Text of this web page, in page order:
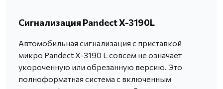
Сигнализация Pandect X-3190L
Автомобильная сигнализация с приставкой
микро Pandect X-3190 L совсем не означает
укороченную или обрезанную версию. Это
полноформатная система с включенным